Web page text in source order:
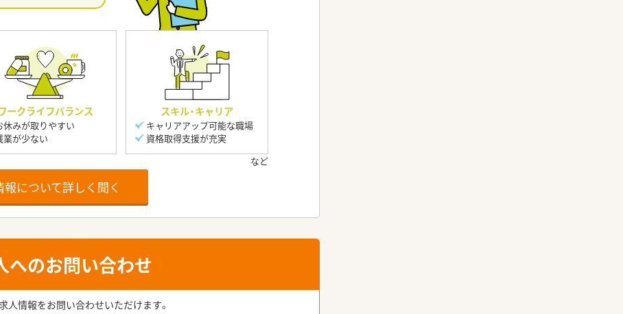
ークライフバランス
休みが取りやすい
業が少ない
スキル・キャリア
キャリアアップ可能な職場
資格取得支援が充実
報について詳しく聞く
へのお問い合わせ
人情報をお問い合わせいただけます。